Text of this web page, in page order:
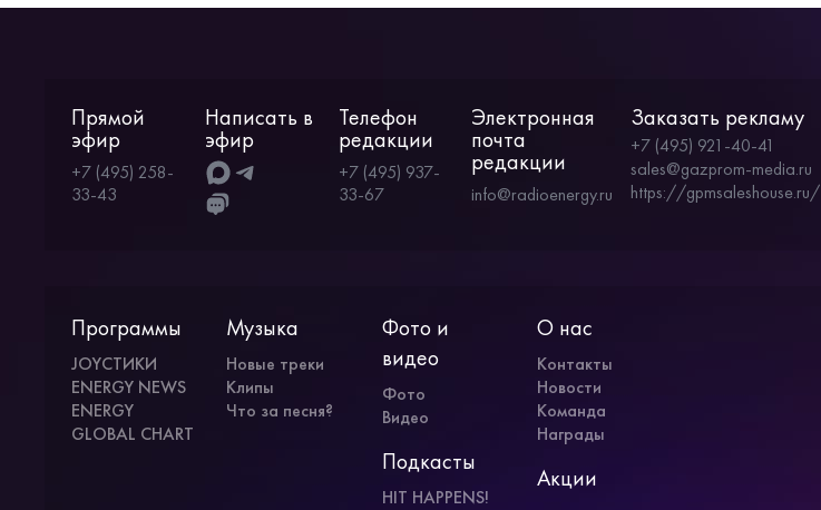
Прямой
эфир
+7 (495) 258-
33-43
Написать в
эфир
Телефон
редакции
+7 (495) 937-
33-67
Электронная
почта
редакции
info@radioenergy.ru
Заказать рекламу
+7 (495) 921-40-41
sales@gazprom-media.ru
https://gpmsaleshouse.ru/
Программы
JOYСТИКИ
ENERGY NEWS
ENERGY
GLOBAL CHART
Музыка
Новые треки
Клипы
Что за песня?
Фото и
видео
Фото
Видео
Подкасты
HIT HAPPENS!
О нас
Контакты
Новости
Команда
Награды
Акции